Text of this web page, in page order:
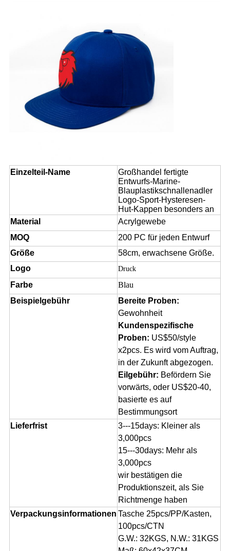
Einzelteil-Name
Großhandel fertigte
Entwurfs-Marine-
Blauplastikschnallenadler
Logo-Sport-Hysteresen-
Hut-Kappen besonders an
Material
Acrylgewebe
MOQ
200 PC für jeden Entwurf
Größe
58cm, erwachsene Größe.
Logo
Druck
Farbe
Blau
Beispielgebühr
Bereite Proben:
Gewohnheit
Kundenspezifische
Proben: US$50/style
x2pcs. Es wird vom Auftrag,
in der Zukunft abgezogen.
Eilgebühr: Befördern Sie
vorwärts, oder US$20-40,
basierte es auf
Bestimmungsort
Lieferfrist
3---15days: Kleiner als
3,000pcs
15---30days: Mehr als
3,000pcs
wir bestätigen die
Produktionszeit, als Sie
Richtmenge haben
Verpackungsinformationen Tasche 25pcs/PP/Kasten,
100pcs/CTN
G.W.: 32KGS, N.W.: 31KGS